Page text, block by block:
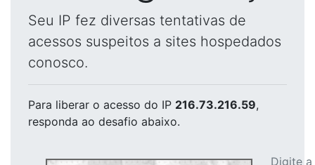
Seu IP fez diversas tentativas de
acessos suspeitos a sites hospedados
conosco.
Para liberar o acesso do IP 216.73.216.59,
responda ao desafio abaixo.
Digite